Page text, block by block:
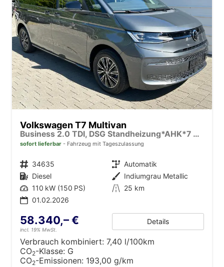
Volkswagen T7 Multivan
Business 2.0 TDI, DSG Standheizung*AHK*7 Sitz*NAVI*Android Auto*SHZ*Matrix*17"*Kamera*3Z Klimaauto*
sofort lieferbar Fahrzeug mit Tageszulassung
Fahrzeugnr. 34635 Getriebe Automatik
Kraftstoff Diesel Außenfarbe Indiumgrau Metallic
Leistung 110 kW (150 PS) Kilometerstand 25 km
01.02.2026
58.340,– €
incl. 19% MwSt.
Details
Verbrauch kombiniert: 7,40 l/100km
CO2-Klasse: G
CO2-Emissionen: 193,00 g/km